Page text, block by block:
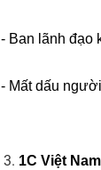
- Ban lãnh đạo
- Mất dấu
1C Việt